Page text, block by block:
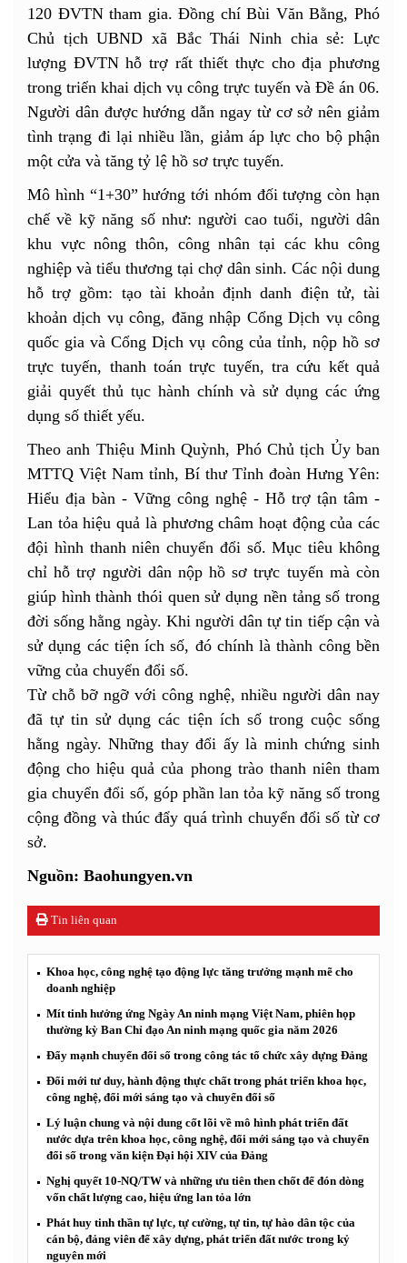
120 ĐVTN tham gia. Đồng chí Bùi Văn Bằng, Phó
Chủ tịch UBND xã Bắc Thái Ninh chia sẻ: Lực
lượng ĐVTN hỗ trợ rất thiết thực cho địa phương
trong triển khai dịch vụ công trực tuyến và Đề án 06.
Người dân được hướng dẫn ngay từ cơ sở nên giảm
tình trạng đi lại nhiều lần, giảm áp lực cho bộ phận
một cửa và tăng tỷ lệ hồ sơ trực tuyến.
Mô hình “1+30” hướng tới nhóm đối tượng còn hạn
chế về kỹ năng số như: người cao tuổi, người dân
khu vực nông thôn, công nhân tại các khu công
nghiệp và tiểu thương tại chợ dân sinh. Các nội dung
hỗ trợ gồm: tạo tài khoản định danh điện tử, tài
khoản dịch vụ công, đăng nhập Cổng Dịch vụ công
quốc gia và Cổng Dịch vụ công của tỉnh, nộp hồ sơ
trực tuyến, thanh toán trực tuyến, tra cứu kết quả
giải quyết thủ tục hành chính và sử dụng các ứng
dụng số thiết yếu.
Theo anh Thiệu Minh Quỳnh, Phó Chủ tịch Ủy ban
MTTQ Việt Nam tỉnh, Bí thư Tỉnh đoàn Hưng Yên:
Hiểu địa bàn - Vững công nghệ - Hỗ trợ tận tâm -
Lan tỏa hiệu quả là phương châm hoạt động của các
đội hình thanh niên chuyển đổi số. Mục tiêu không
chỉ hỗ trợ người dân nộp hồ sơ trực tuyến mà còn
giúp hình thành thói quen sử dụng nền tảng số trong
đời sống hằng ngày. Khi người dân tự tin tiếp cận và
sử dụng các tiện ích số, đó chính là thành công bền
vững của chuyển đổi số.
Từ chỗ bỡ ngỡ với công nghệ, nhiều người dân nay
đã tự tin sử dụng các tiện ích số trong cuộc sống
hằng ngày. Những thay đổi ấy là minh chứng sinh
động cho hiệu quả của phong trào thanh niên tham
gia chuyển đổi số, góp phần lan tỏa kỹ năng số trong
cộng đồng và thúc đẩy quá trình chuyển đổi số từ cơ
sở.
Nguồn: Baohungyen.vn
Tin liên quan
Khoa học, công nghệ tạo động lực tăng trưởng mạnh mẽ cho
doanh nghiệp
Mít tinh hưởng ứng Ngày An ninh mạng Việt Nam, phiên họp
thường kỳ Ban Chỉ đạo An ninh mạng quốc gia năm 2026
Đẩy mạnh chuyển đổi số trong công tác tổ chức xây dựng Đảng
Đổi mới tư duy, hành động thực chất trong phát triển khoa học,
công nghệ, đổi mới sáng tạo và chuyển đổi số
Lý luận chung và nội dung cốt lõi về mô hình phát triển đất
nước dựa trên khoa học, công nghệ, đổi mới sáng tạo và chuyển
đổi số trong văn kiện Đại hội XIV của Đảng
Nghị quyết 10-NQ/TW và những ưu tiên then chốt để đón dòng
vốn chất lượng cao, hiệu ứng lan tỏa lớn
Phát huy tinh thần tự lực, tự cường, tự tin, tự hào dân tộc của
cán bộ, đảng viên để xây dựng, phát triển đất nước trong kỷ
nguyên mới